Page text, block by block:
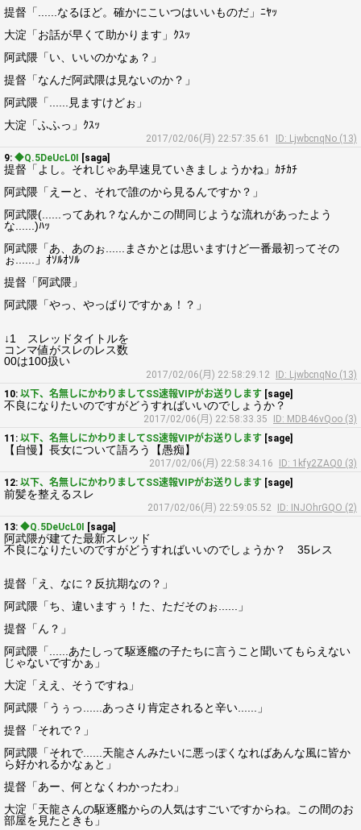
提督「......なるほど。確かにこいつはいいものだ」ﾆﾔｯ
大淀「お話が早くて助かります」ｸｽｯ
阿武隈「い、いいのかなぁ？」
提督「なんだ阿武隈は見ないのか？」
阿武隈「......見ますけどぉ」
大淀「ふふっ」ｸｽｯ
2017/02/06(月) 22:57:35.61
ID: LjwbcnqNo (13)
9: ◆Q.5DeUcL0I [saga]
提督「よし。それじゃあ早速見ていきましょうかね」ｶﾁｶﾁ
阿武隈「えーと、それで誰のから見るんですか？」
阿武隈(......ってあれ？なんかこの間同じような流れがあったよう
な......)ﾊｯ
阿武隈「あ、あのぉ......まさかとは思いますけど一番最初ってその
ぉ......」ｵｿﾙｵｿﾙ
提督「阿武隈」
阿武隈「やっ、やっぱりですかぁ！？」
↓1 スレッドタイトルを
コンマ値がスレのレス数
00は100扱い
2017/02/06(月) 22:58:29.12
ID: LjwbcnqNo (13)
10: 以下、名無しにかわりましてSS速報VIPがお送りします [sage]
不良になりたいのですがどうすればいいのでしょうか？
2017/02/06(月) 22:58:33.35
ID: MDB46vQoo (3)
11: 以下、名無しにかわりましてSS速報VIPがお送りします [sage]
【自慢】長女について語ろう【愚痴】
2017/02/06(月) 22:58:34.16
ID: 1kfy2ZAQ0 (3)
12: 以下、名無しにかわりましてSS速報VIPがお送りします [sage]
前髪を整えるスレ
2017/02/06(月) 22:59:05.52
ID: INJOhrGQO (2)
13: ◆Q.5DeUcL0I [saga]
阿武隈が建てた最新スレッド
不良になりたいのですがどうすればいいのでしょうか？ 35レス
提督「え、なに？反抗期なの？」
阿武隈「ち、違いますぅ！た、ただそのぉ......」
提督「ん？」
阿武隈「......あたしって駆逐艦の子たちに言うこと聞いてもらえない
じゃないですかぁ」
大淀「ええ、そうですね」
阿武隈「うぅっ......あっさり肯定されると辛い......」
提督「それで？」
阿武隈「それで......天龍さんみたいに悪っぽくなればあんな風に皆か
ら好かれるかなぁと」
提督「あー、何となくわかったわ」
大淀「天龍さんの駆逐艦からの人気はすごいですからね。この間のお
部屋を見たときも」